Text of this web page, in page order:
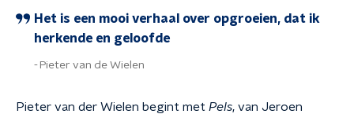
Het is een mooi verhaal over opgroeien, dat ik
herkende en geloofde
Pieter van de Wielen
Pieter van der Wielen begint met Pels, van Jeroen